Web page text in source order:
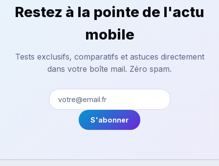
Restez à la pointe de l'actu
mobile
Tests exclusifs, comparatifs et astuces directement
dans votre boîte mail. Zéro spam.
S'abonner